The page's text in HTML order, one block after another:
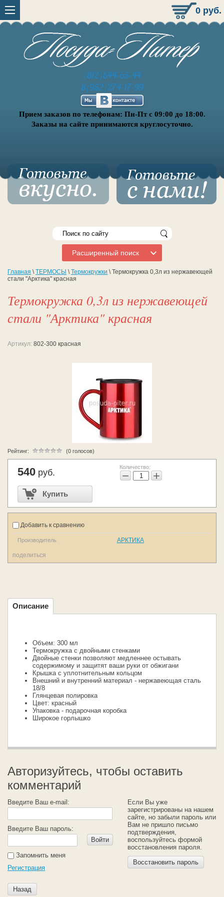
0 руб.
(812)644-65-44
8(952)274-17-99
Прием заказов по телефонам: Пн-Пт с 09:00 до 18:00.
Заказы на сайте принимаются круглосуточно.
Расширенный поиск
Главная \ТЕРМОСЫ \Термокружки \ Термокружка 0,3л из нержавеющей
стали "Арктика" красная
Термокружка 0,3л из нержавеющей
стали "Арктика" красная
Артикул: 802-300 красная
Рейтинг: (0 голосов)
540 руб.
Количество:
− +
Купить
Добавить к сравнению
Производитель АРКТИКА
поделиться
Описание
Объем: 300 мл
Термокружка с двойными стенками
Двойные стенки позволяют медленнее остывать
содержимому и защитят ваши руки от обжигани
Крышка с уплотнительным кольцом
Внешний и внутренний материал - нержавеющая сталь
18/8
Глянцевая полировка
Цвет: красный
Упаковка - подарочная коробка
Широкое горлышко
Авторизуйтесь, чтобы оставить
комментарий
Введите Ваш e-mail:
Введите Ваш пароль:
Войти
Запомнить меня
Регистрация
Если Вы уже
зарегистрированы на нашем
сайте, но забыли пароль или
Вам не пришло письмо
подтверждения,
воспользуйтесь формой
восстановления пароля.
Восстановить пароль
Назад